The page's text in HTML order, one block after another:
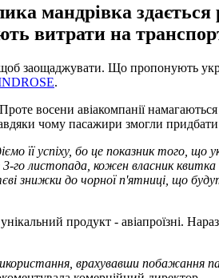
мандрівка
витрати на
заощаджувати. Що пропонують
.
восени авіакомпанії
чому пасажири змогли
її успіху, бо це показник того,
листопада, кожен власник квитка
знижки до чорної п'ятниці, що
продукт - авіапроїзні.
врахувавши